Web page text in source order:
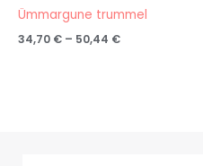
Ümmargune trummel
34,70 € – 50,44 €